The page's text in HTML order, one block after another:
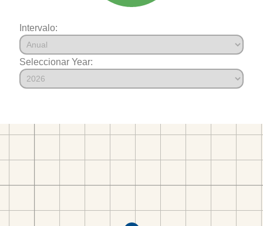
Intervalo:
Seleccionar Year: